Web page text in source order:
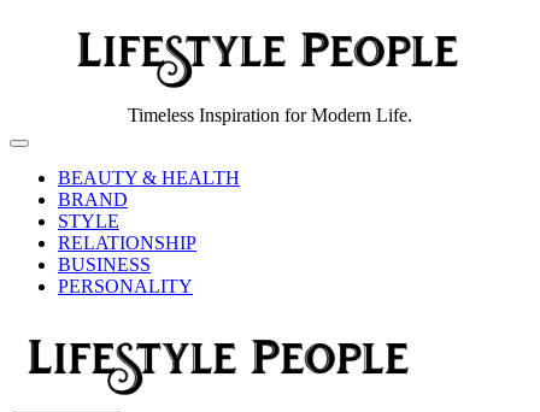
People
Timeless Inspiration for Modern Life.
Off
CanvasBEAUTY & HEALTH
BRAND
STYLE
RELATIONSHIP
BUSINESS
PERSONALITY